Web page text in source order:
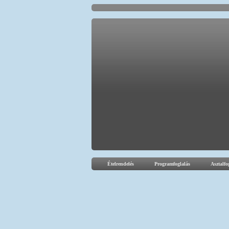
Ételrendelés Programfoglalás